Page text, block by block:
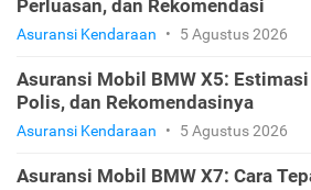
Perluasan, dan Rekomendasi
Asuransi Kendaraan • 5 Agustus 2026
Asuransi Mobil BMW X5:
Polis, dan Rekomendasinya
Asuransi Kendaraan • 5 Agustus 2026
Asuransi Mobil BMW X7: Cara